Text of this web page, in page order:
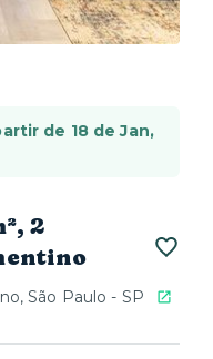
de 18 de Jan,
2
São Paulo - SP